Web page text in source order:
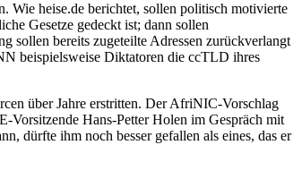
heise.de berichtet, sollen politisch motivierte
Gesetze gedeckt ist; dann sollen
sollen bereits zugeteilte Adressen zurückverlangt
beispielsweise Diktatoren die ccTLD ihres
über Jahre erstritten. Der AfriNIC-Vorschlag
Vorsitzende Hans-Petter Holen im Gespräch mit
dürfte ihm noch besser gefallen als eines, das er